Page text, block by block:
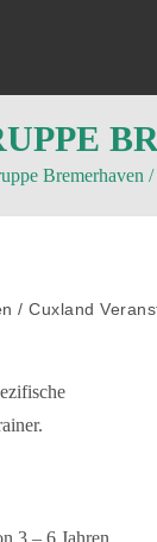
Bremerhaven
/ Cuxland
3 – 6 Jahren